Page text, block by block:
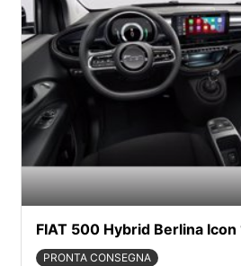
FIAT 500 Hybrid Berlina Icon
PRONTA CONSEGNA